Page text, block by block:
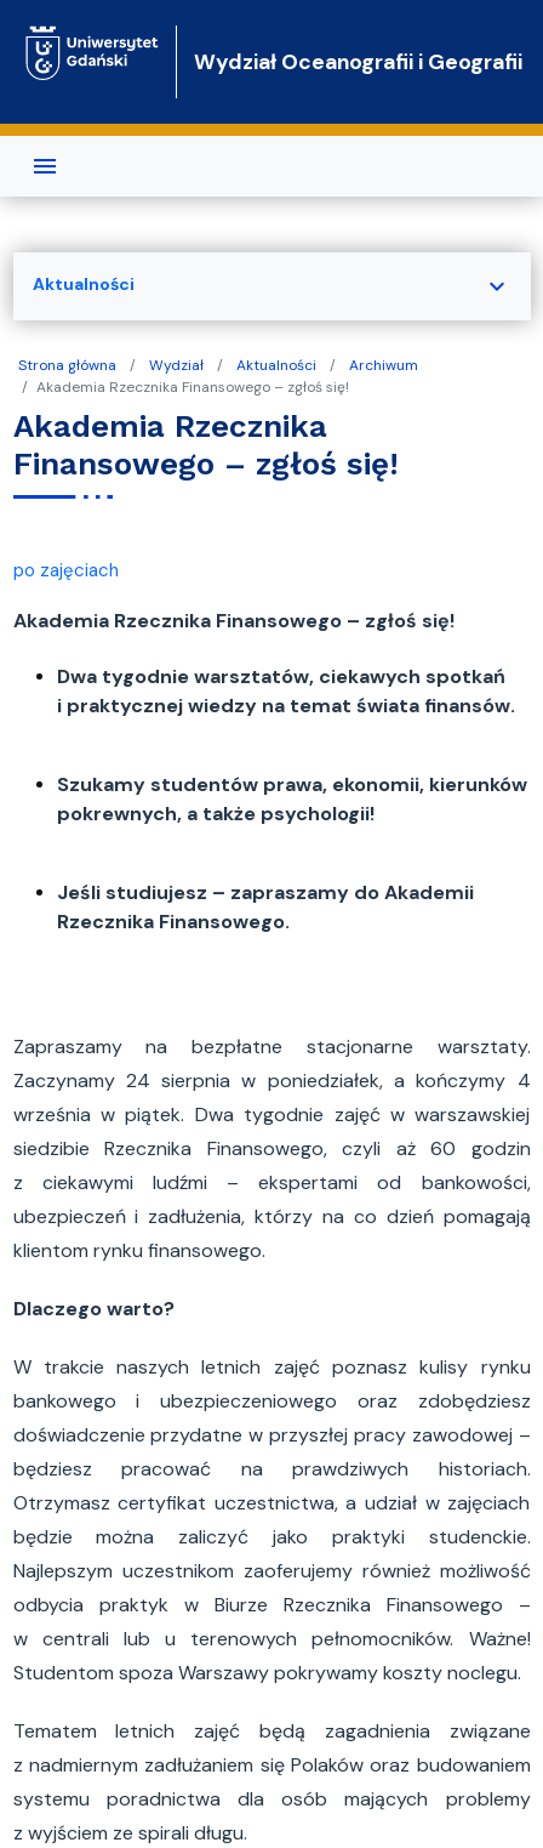
Wydział Oceanografii i Geografii
Strona główna Wydział Aktualności
Archiwum
Akademia Rzecznika Finansowego – zgłoś się!
Akademia Rzecznika
Finansowego – zgłoś się!
po zajęciach
Akademia Rzecznika Finansowego – zgłoś się!
Dwa tygodnie warsztatów, ciekawych spotkań
i praktycznej wiedzy na temat świata finansów.
Szukamy studentów prawa, ekonomii, kierunków
pokrewnych, a także psychologii!
Jeśli studiujesz – zapraszamy do Akademii
Rzecznika Finansowego.
Zapraszamy na bezpłatne stacjonarne warsztaty.
Zaczynamy 24 sierpnia w poniedziałek, a kończymy 4
września w piątek. Dwa tygodnie zajęć w warszawskiej
siedzibie Rzecznika Finansowego, czyli aż 60 godzin
z ciekawymi ludźmi – ekspertami od bankowości,
ubezpieczeń i zadłużenia, którzy na co dzień pomagają
klientom rynku finansowego.
Dlaczego warto?
W trakcie naszych letnich zajęć poznasz kulisy rynku
bankowego i ubezpieczeniowego oraz zdobędziesz
doświadczenie przydatne w przyszłej pracy zawodowej –
będziesz pracować na prawdziwych historiach.
Otrzymasz certyfikat uczestnictwa, a udział w zajęciach
będzie można zaliczyć jako praktyki studenckie.
Najlepszym uczestnikom zaoferujemy również możliwość
odbycia praktyk w Biurze Rzecznika Finansowego –
w centrali lub u terenowych pełnomocników. Ważne!
Studentom spoza Warszawy pokrywamy koszty noclegu.
Tematem letnich zajęć będą zagadnienia związane
z nadmiernym zadłużaniem się Polaków oraz budowaniem
systemu poradnictwa dla osób mających problemy
z wyjściem ze spirali długu.
Aktualności expand_more